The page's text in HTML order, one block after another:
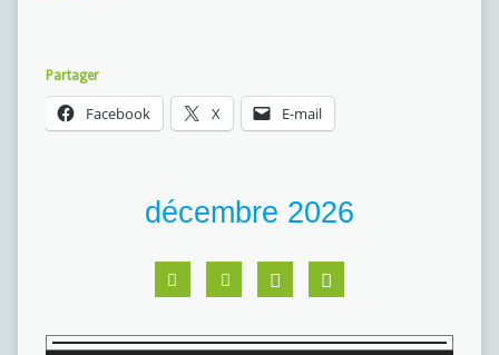
Partager
Facebook X E-mail
décembre 2026